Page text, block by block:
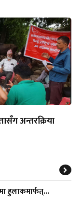
अन्तरक्रिया
हुलाकमार्फत्...